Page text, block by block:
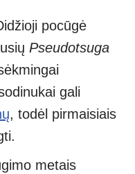
pocūgė
Pseudotsuga
gali
, todėl pirmaisiais
metais